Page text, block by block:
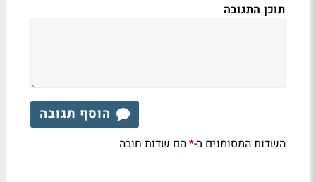
תוכן התגובה
הוסף תגובה
השדות המסומנים ב-*הם שדות חובה